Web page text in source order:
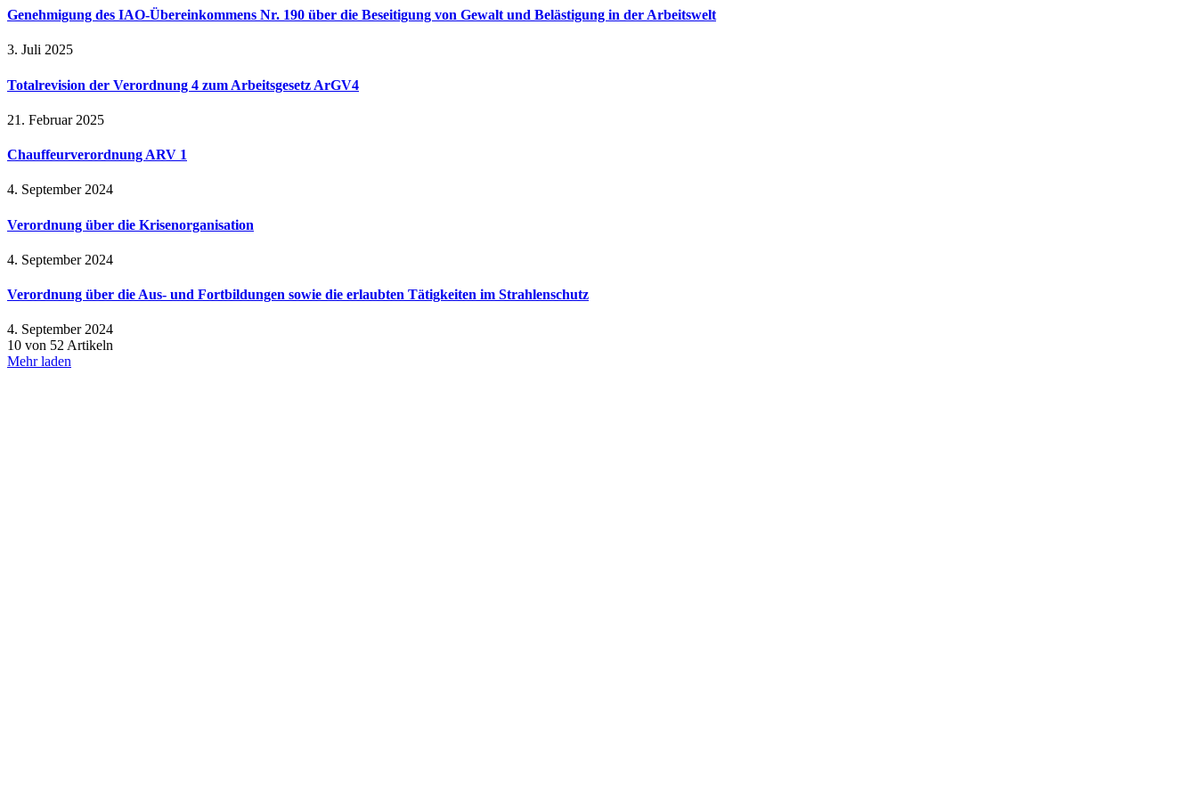
Genehmigung des IAO-Übereinkommens Nr. 190 über die Beseitigung von Gewalt und Belästigung in der Arbeitswelt
3. Juli 2025
Totalrevision der Verordnung 4 zum Arbeitsgesetz ArGV4
21. Februar 2025
Chauffeurverordnung ARV 1
4. September 2024
Verordnung über die Krisenorganisation
4. September 2024
Verordnung über die Aus- und Fortbildungen sowie die erlaubten Tätigkeiten im Strahlenschutz
4. September 2024
10 von 52 Artikeln
Mehr laden